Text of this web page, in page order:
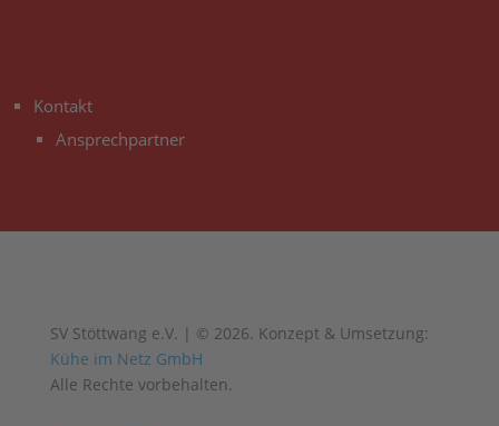
Kontakt
Ansprechpartner
SV Stöttwang e.V. | © 2026. Konzept & Umsetzung:
Kühe im Netz GmbH
Alle Rechte vorbehalten.